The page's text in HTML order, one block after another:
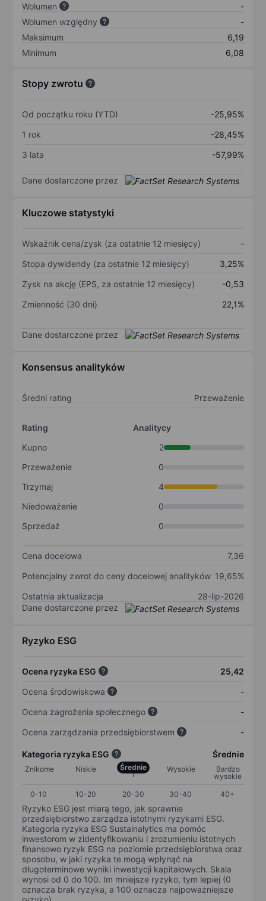
Wolumen
-
Wolumen względny
-
Maksimum
6,19
Minimum
6,08
Stopy zwrotu
Od początku roku (YTD)
-25,95%
1 rok
-28,45%
3 lata
-57,99%
Dane dostarczone przez
Kluczowe statystyki
Wskaźnik cena/zysk (za ostatnie 12 miesięcy)
-
Stopa dywidendy (za ostatnie 12 miesięcy)
3,25%
Zysk na akcję (EPS, za ostatnie 12 miesięcy)
-0,53
Zmienność (30 dni)
22,1%
Dane dostarczone przez
Konsensus analityków
Średni rating Przeważenie
Rating
Analitycy
Kupno
2
Przeważenie
0
Trzymaj
4
Niedoważenie
0
Sprzedaż
0
Cena docelowa
7,36
Potencjalny zwrot do ceny docelowej analityków 19,65%
Ostatnia aktualizacja
28-lip-2026
Dane dostarczone przez
Ryzyko ESG
Ocena ryzyka ESG
25,42
Ocena środowiskowa
-
Ocena zagrożenia społecznego
-
Ocena zarządzania przedsiębiorstwem
-
Kategoria ryzyka ESG Średnie
Znikome Niskie Średnie Wysokie
Bardzo
wysokie
0-10
10-20 20-30 30-40 40+
Ryzyko ESG jest miarą tego, jak sprawnie
przedsiębiorstwo zarządza istotnymi ryzykami ESG.
Kategoria ryzyka ESG Sustainalytics ma pomóc
inwestorom w zidentyfikowaniu i zrozumieniu istotnych
finansowo ryzyk ESG na poziomie przedsiębiorstwa oraz
sposobu, w jaki ryzyka te mogą wpłynąć na
długoterminowe wyniki inwestycji kapitałowych. Skala
wynosi od 0 do 100. Im mniejsze ryzyko, tym lepiej (0
oznacza brak ryzyka, a 100 oznacza najpoważniejsze